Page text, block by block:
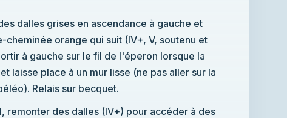
dalles grises en ascendance à gauche et
cheminée orange qui suit (IV+, V, soutenu et
à gauche sur le fil de l'éperon lorsque la
laisse place à un mur lisse (ne pas aller sur la
Relais sur becquet.
remonter des dalles (IV+) pour accéder à des